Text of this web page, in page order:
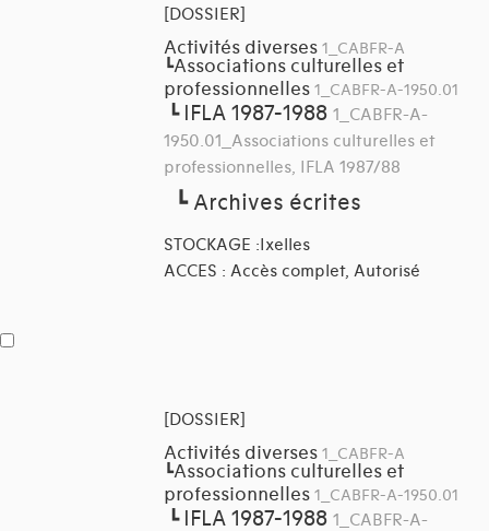
[DOSSIER]
Activités diverses 1_CABFR-A
┗Associations culturelles et
professionnelles 1_CABFR-A-1950.01
┗ IFLA 1987-1988 1_CABFR-A-
1950.01_Associations culturelles et
professionnelles, IFLA 1987/88
┗Archives écrites
STOCKAGE :Ixelles
ACCES : Accès complet, Autorisé
[DOSSIER]
Activités diverses 1_CABFR-A
┗Associations culturelles et
professionnelles 1_CABFR-A-1950.01
┗ IFLA 1987-1988 1_CABFR-A-